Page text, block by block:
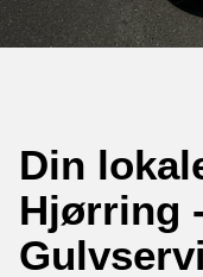
Din
Hjørring